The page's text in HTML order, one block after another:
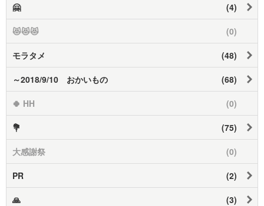
🤗 (4)
😻😻😻 (0)
モラタメ (48)
～2018/9/10 おかいもの (68)
🍀 HH (0)
💐 (75)
大感謝祭 (0)
PR (2)
🙏 (3)